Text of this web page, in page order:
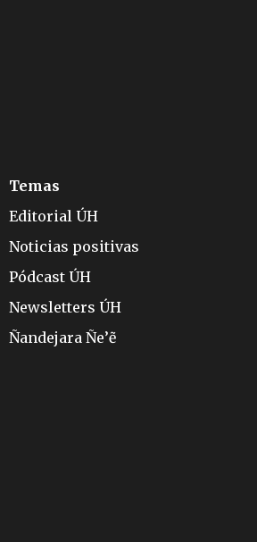
Temas
Editorial ÚH
Noticias positivas
Pódcast ÚH
Newsletters ÚH
Ñandejara Ñe’ẽ